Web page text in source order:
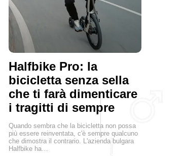
Halfbike Pro: la
bicicletta senza sella
che ti farà dimenticare
i tragitti di sempre
Quando sembra che la bicicletta non possa
più essere reinventata, c'è sempre qualcuno
che dimostra il contrario. L'azienda bulgara
Halfbike ha…